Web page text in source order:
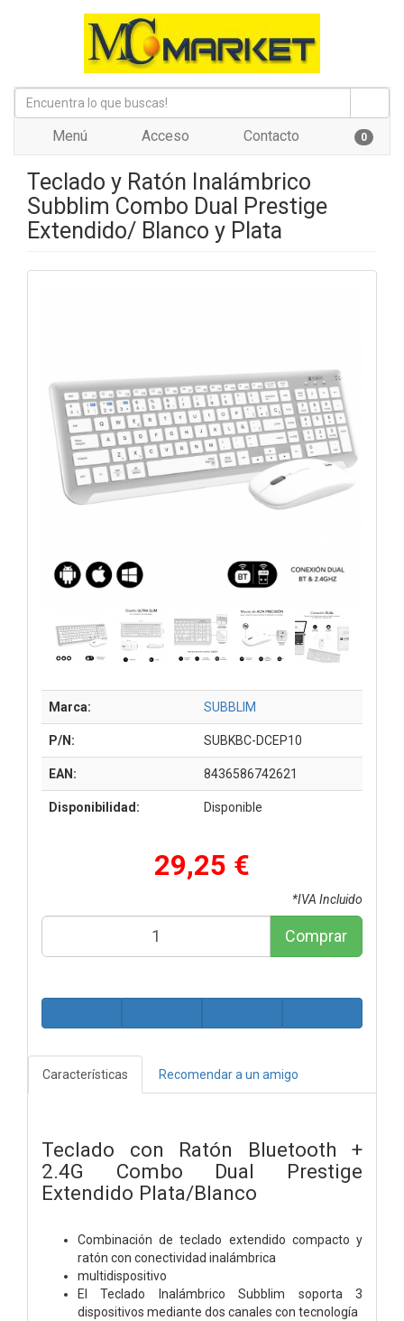
Menú Acceso Contacto 0
Teclado y Ratón Inalámbrico
Subblim Combo Dual Prestige
Extendido/ Blanco y Plata
Marca: SUBBLIM
P/N: SUBKBC-DCEP10
EAN: 8436586742621
Disponibilidad: Disponible
29,25 €
*IVA Incluido
Comprar
Características Recomendar a un amigo
Teclado con Ratón Bluetooth +
2.4G Combo Dual Prestige
Extendido Plata/Blanco
Combinación de teclado extendido compacto y
ratón con conectividad inalámbrica
multidispositivo
El Teclado Inalámbrico Subblim soporta 3
dispositivos mediante dos canales con tecnología